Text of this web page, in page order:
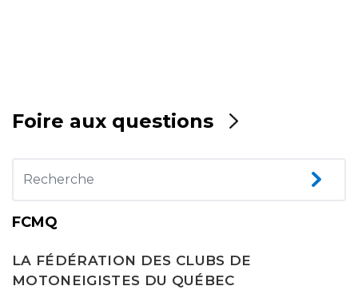
Foire aux questions
FCMQ
LA FÉDÉRATION DES CLUBS DE
MOTONEIGISTES DU QUÉBEC